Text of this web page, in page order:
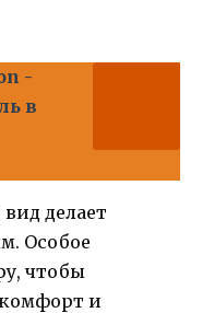
-
в
делает
Особое
чтобы
и